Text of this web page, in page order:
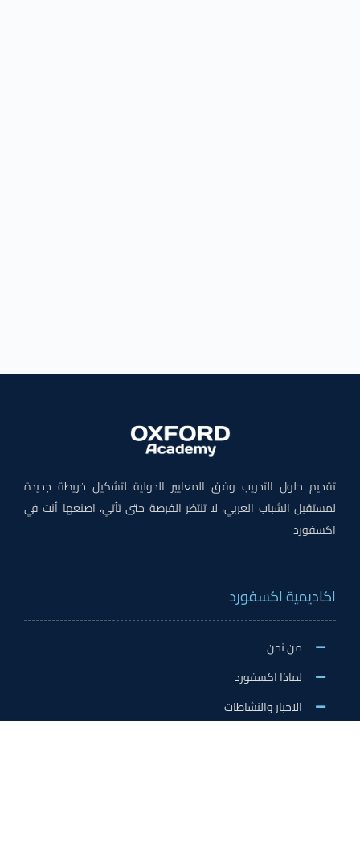
تقديم حلول التدريب وفق المعايير الدولية لتشكيل خريطة جديدة
لمستقبل الشباب العربي، لا تنتظر الفرصة حتى تأتي، اصنعها أنت في
اكسفورد
اكاديمية اكسفورد
من نحن
لماذا اكسفورد
الاخبار والنشاطات